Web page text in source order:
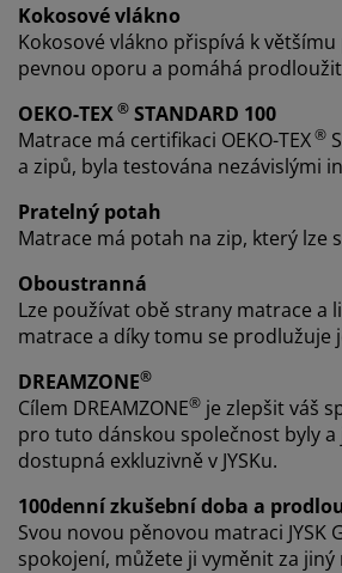
Kokosové vlákno
Kokosové vlákno přispívá k
pevnou oporu a pomáhá
OEKO-TEX® STANDARD 100
Matrace má certifikaci OEKO-TEX®
a zipů, byla testována nezávislými
Pratelný potah
Matrace má potah na zip, který lze
Oboustranná
Lze používat obě strany matrace
matrace a díky tomu se prodlužuje
DREAMZONE®
Cílem DREAMZONE® je zlepšit váš
pro tuto dánskou společnost byly a
dostupná exkluzivně v JYSKu.
100denní zkušební doba a
Svou novou pěnovou matraci
spokojení, můžete ji vyměnit za